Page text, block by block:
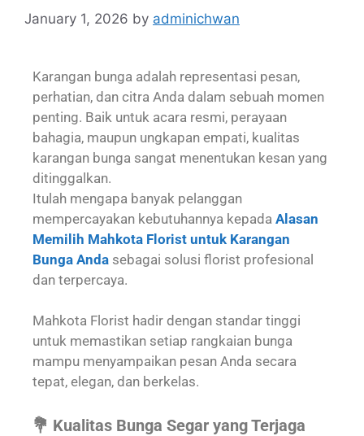
January 1, 2026 by adminichwan
Karangan bunga adalah representasi pesan,
perhatian, dan citra Anda dalam sebuah momen
penting. Baik untuk acara resmi, perayaan
bahagia, maupun ungkapan empati, kualitas
karangan bunga sangat menentukan kesan yang
ditinggalkan.
Itulah mengapa banyak pelanggan
mempercayakan kebutuhannya kepada Alasan
Memilih Mahkota Florist untuk Karangan
Bunga Anda sebagai solusi florist profesional
dan terpercaya.
Mahkota Florist hadir dengan standar tinggi
untuk memastikan setiap rangkaian bunga
mampu menyampaikan pesan Anda secara
tepat, elegan, dan berkelas.
💐 Kualitas Bunga Segar yang Terjaga